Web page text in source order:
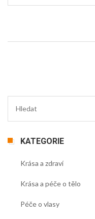
Bez správné péče
KATEGORIE
Krása a zdraví
Krása a péče o tělo
Péče o vlasy